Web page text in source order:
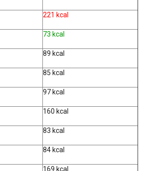
221 kcal
73 kcal
89 kcal
85 kcal
97 kcal
160 kcal
83 kcal
84 kcal
169 kcal